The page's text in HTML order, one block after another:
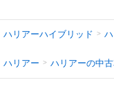
ハリアーハイブリッド
ハリアー ハリアーの中